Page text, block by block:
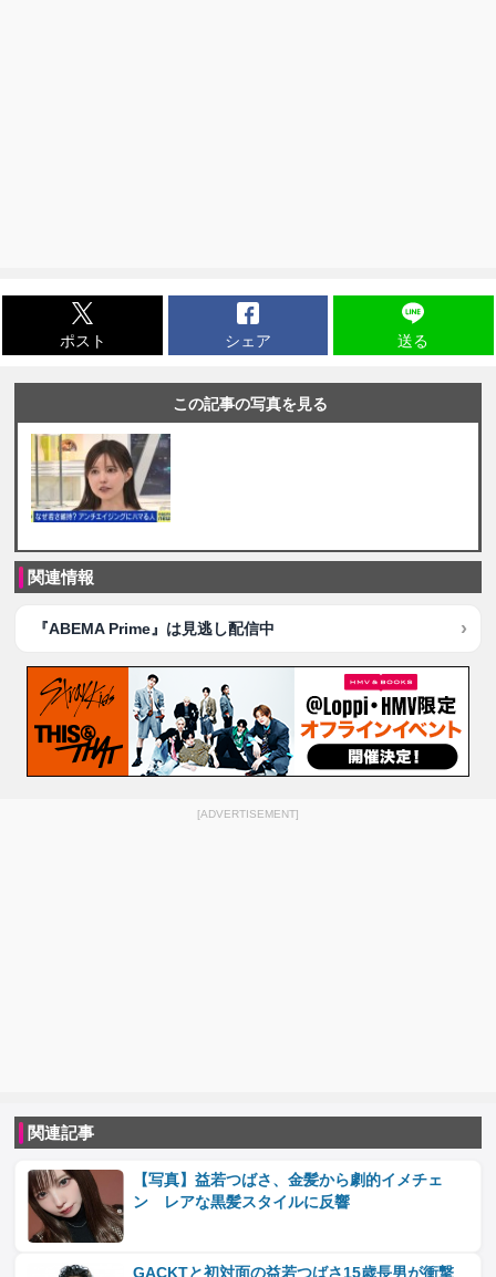
ポスト シェア 送る
この記事の写真を見る
関連情報
『ABEMA Prime』は見逃し配信中
[ADVERTISEMENT]
関連記事
【写真】益若つばさ、金髪から劇的イメチェ
ン レアな黒髪スタイルに反響
GACKTと初対面の益若つばさ15歳長男が衝撃